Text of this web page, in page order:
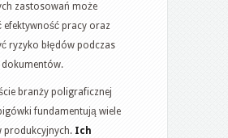
zastosowań może
efektywność pracy oraz
ryzyko błędów podczas
branży poligraficznej
fundamentują wiele
produkcyjnych. Ich